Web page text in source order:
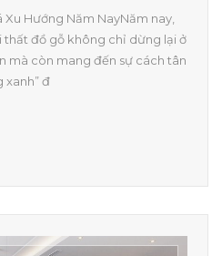
Xu Hướng Năm NayNăm nay,
thất đồ gỗ không chỉ dừng lại ở
mà còn mang đến sự cách tân
xanh” đ